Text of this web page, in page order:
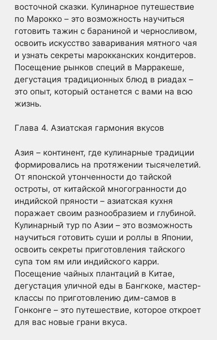
восточной сказки. Кулинарное путешествие
по Марокко – это возможность научиться
готовить тажин с бараниной и черносливом,
освоить искусство заваривания мятного чая
и узнать секреты марокканских кондитеров.
Посещение рынков специй в Марракеше,
дегустация традиционных блюд в риадах –
это опыт, который останется с вами на всю
жизнь.
Глава 4. Азиатская гармония вкусов
Азия – континент, где кулинарные традиции
формировались на протяжении тысячелетий.
От японской утонченности до тайской
остроты, от китайской многогранности до
индийской пряности – азиатская кухня
поражает своим разнообразием и глубиной.
Кулинарный тур по Азии – это возможность
научиться готовить суши и роллы в Японии,
освоить секреты приготовления тайского
супа том ям или индийского карри.
Посещение чайных плантаций в Китае,
дегустация уличной еды в Бангкоке, мастер-
классы по приготовлению дим-самов в
Гонконге – это путешествие, которое откроет
для вас новые грани вкуса.